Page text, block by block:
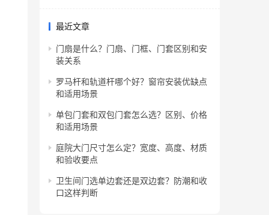
最近文章
门扇是什么？门扇、门框、门套区别和安
装关系
罗马杆和轨道杆哪个好？窗帘安装优缺点
和适用场景
单包门套和双包门套怎么选？区别、价格
和适用场景
庭院大门尺寸怎么定？宽度、高度、材质
和验收要点
卫生间门选单边套还是双边套？防潮和收
口这样判断